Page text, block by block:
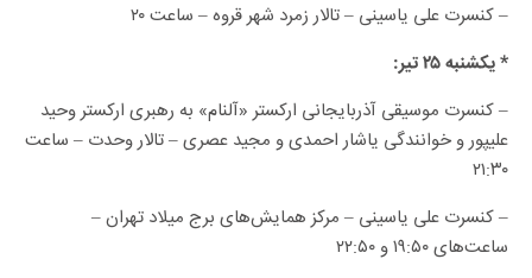
– کنسرت علی یاسینی – تالار زمرد شهر قروه – ساعت ۲۰
* یکشنبه ۲۵ تیر:
– کنسرت موسیقی آذربایجانی ارکستر «آلنام» به رهبری ارکستر وحید
علیپور و خوانندگی یاشار احمدی و مجید عصری – تالار وحدت – ساعت
۲۱:۳۰
– کنسرت علی یاسینی – مرکز همایش‌های برج میلاد تهران –
ساعت‌های ۱۹:۵۰ و ۲۲:۵۰